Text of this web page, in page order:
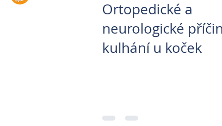
Ortopedické a
neurologické
kulhání u koček